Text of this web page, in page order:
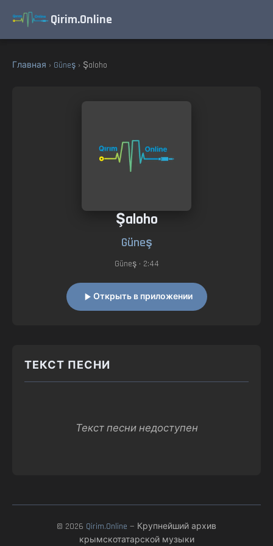
Qirim.Online
Главная › Güneş › Şaloho
Şaloho
Güneş
Güneş• 2:44
Открыть в приложении
ТЕКСТ ПЕСНИ
Текст песни недоступен
© 2026 Qirim.Online — Крупнейший архив
крымскотатарской музыки